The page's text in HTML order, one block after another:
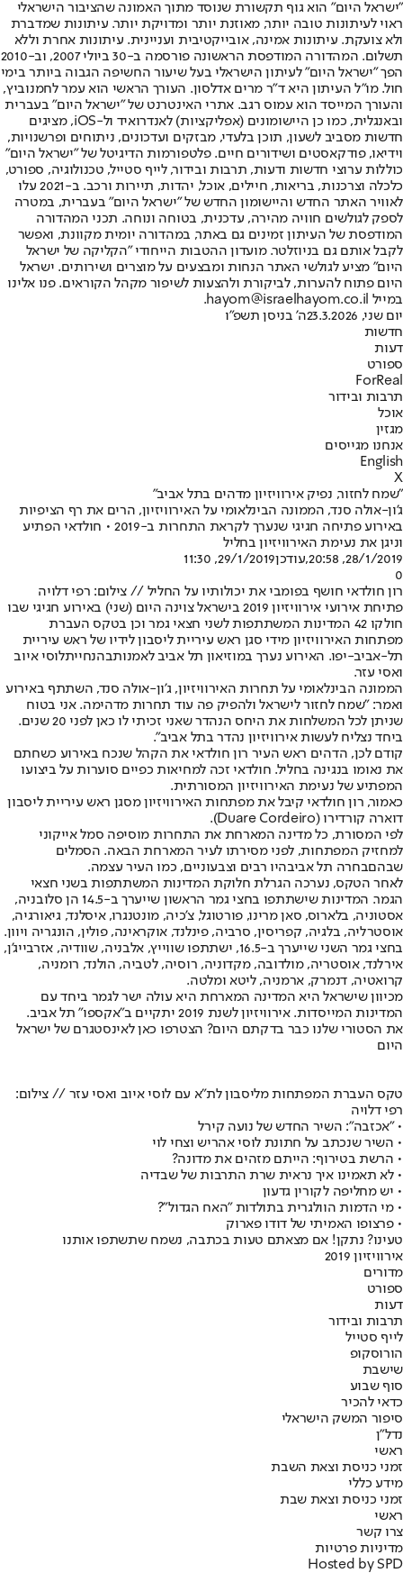
"ישראל היום" הוא גוף תקשורת שנוסד מתוך האמונה שהציבור הישראלי
ראוי לעיתונות טובה יותר, מאוזנת יותר ומדויקת יותר. עיתונות שמדברת
ולא צועקת. עיתונות אמינה, אובייקטיבית ועניינית. עיתונות אחרת וללא
תשלום. המהדורה המודפסת הראשונה פורסמה ב-30 ביולי 2007, וב-2010
הפך "ישראל היום" לעיתון הישראלי בעל שיעור החשיפה הגבוה ביותר בימי
חול. מו"ל העיתון היא ד"ר מרים אדלסון. העורך הראשי הוא עמר לחמנוביץ,
והעורך המייסד הוא עמוס רגב. אתרי האינטרנט של "ישראל היום" בעברית
ובאנגלית, כמו כן היישומונים (אפליקציות) לאנדרואיד ול-iOS, מציגים
חדשות מסביב לשעון, תוכן בלעדי, מבזקים ועדכונים, ניתוחים ופרשנויות,
וידיאו, פודקאסטים ושידורים חיים. פלטפורמות הדיגיטל של "ישראל היום"
כוללות ערוצי חדשות ודעות, תרבות ובידור, לייף סטייל, טכנולוגיה, ספורט,
כלכלה וצרכנות, בריאות, חיילים, אוכל, יהדות, תיירות ורכב. ב-2021 עלו
לאוויר האתר החדש והיישומון החדש של "ישראל היום" בעברית, במטרה
לספק לגולשים חוויה מהירה, עדכנית, בטוחה ונוחה. תכני המהדורה
המודפסת של העיתון זמינים גם באתר, במהדורה יומית מקוונת, ואפשר
לקבל אותם גם בניוזלטר. מועדון ההטבות הייחודי "הקליקה של ישראל
היום" מציע לגולשי האתר הנחות ומבצעים על מוצרים ושירותים. ישראל
היום פתוח להערות, לביקורת ולהצעות לשיפור מקהל הקוראים. פנו אלינו
במייל hayom@israelhayom.co.il.
יום שני, 23.3.2026
ה' בניסן תשפ"ו
חדשות
דעות
ספורט
ForReal
תרבות ובידור
אוכל
מגזין
אנחנו מגייסים
English
X
"שמח לחזור, נפיק אירוויזיון מדהים בתל אביב"
ג'ון-אולה סנד, הממונה הבינלאומי על האירוויזיון, הרים את רף הציפיות
באירוע פתיחה חגיגי שנערך לקראת התחרות ב-2019 • חולדאי הפתיע
וניגן את נעימת האירוויזיון בחליל
28/1/2019, 20:58
,עודכן29/1/2019, 11:30
0
רון חולדאי חושף בפומבי את יכולותיו על החליל // צילום: רפי דלויה
פתיחת אירועי אירוויזיון 2019 בישראל צוינה היום (שני) באירוע חגיגי שבו
חולקו 42 המדינות המשתתפות לשני חצאי גמר וכן בטקס העברת
מפתחות האירוויזיון מידי סגן ראש עיריית ליסבון לידיו של ראש עיריית
תל-אביב-יפו. האירוע נערך במוזיאון תל אביב לאמנותבהנחייתלוסי איוב
ואסי עזר.
הממונה הבינלאומי על תחרות האירוויזיון, ג'ון-אולה סנד, השתתף באירוע
ואמר: "שמח לחזור לישראל ולהפיק פה עוד תחרות מדהימה. אני בטוח
שניתן לכל המשלחות את היחס הנהדר שאני זכיתי לו כאן לפני 20 שנים.
ביחד נצליח לעשות אירוויזיון נהדר בתל אביב".
קודם לכן, הדהים ראש העיר רון חולדאי את הקהל שנכח באירוע כשחתם
את נאומו בנגינה בחליל. חולדאי זכה למחיאות כפיים סוערות על ביצועו
המפתיע של נעימת האירוויזיון המסורתית.
כאמור, רון חולדאי קיבל את מפתחות האירוויזיון מסגן ראש עיריית ליסבון
דוארה קורדירו (Duare Cordeiro).
לפי המסורת, כל מדינה המארחת את התחרות מוסיפה סמל אייקוני
למחזיק המפתחות, לפני מסירתו לעיר המארחת הבאה. הסמלים
שבהםבחרה תל אביבהיו רבים וצבעוניים, כמו העיר עצמה.
לאחר הטקס, נערכה הגרלת חלוקת המדינות המשתתפות בשני חצאי
הגמר. המדינות שישתתפו בחצי גמר הראשון שייערך ב-14.5 הן סלובניה,
אסטוניה, בלארוס, סאן מרינו, פורטוגל, צ'כיה, מונטנגרו, איסלנד, גיאורגיה,
אוסטרליה, בלגיה, קפריסין, סרביה, פינלנד, אוקראינה, פולין, הונגריה ויוון.
בחצי גמר השני שייערך ב-16.5, ישתתפו שווייץ, אלבניה, שוודיה, אזרבייג'ן,
אירלנד, אוסטריה, מולדובה, מקדוניה, רוסיה, לטביה, הולנד, רומניה,
קרואטיה, דנמרק, ארמניה, ליטא ומלטה.
מכיוון שישראל היא המדינה המארחת היא עולה ישר לגמר ביחד עם
המדינות המייסדות. אירוויזיון לשנת 2019 יתקיים ב"אקספו" תל אביב.
את הסטורי שלנו כבר בדקתם היום? הצטרפו כאן לאינסטגרם של ישראל
היום
טקס העברת המפתחות מליסבון לת"א עם לוסי איוב ואסי עזר // צילום:
רפי דלויה
• "אכזבה": השיר החדש של נועה קירל
• השיר שנכתב על חתונת לוסי אהריש וצחי לוי
• הרשת בטירוף: הייתם מזהים את מדונה?
• לא תאמינו איך נראית שרת התרבות של שבדיה
• יש מחליפה לקורין גדעון
• מי הדמות הוולגרית בתולדות "האח הגדול"?
• פרצופו האמיתי של דודו פארוק
טעינו? נתקן! אם מצאתם טעות בכתבה, נשמח שתשתפו אותנו
אירוויזיון 2019
מדורים
ספורט
דעות
תרבות ובידור
לייף סטייל
הורוסקופ
שישבת
סוף שבוע
כדאי להכיר
סיפור המשק הישראלי
נדל"ן
ראשי
זמני כניסת וצאת השבת
מידע כללי
זמני כניסת וצאת שבת
ראשי
צרו קשר
מדיניות פרטיות
Hosted by SPD